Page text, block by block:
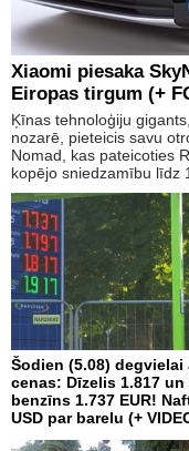
Xiaomi piesaka
Eiropas tirgum (+
Ķīnas tehnoloģiju
nozarē, pieteicis savu
Nomad, kas pateicoties
kopējo sniedzamību līdz
Šodien (5.08) degvielai
cenas: Dīzelis 1.817 un
benzīns 1.737 EUR!
USD par barelu (+